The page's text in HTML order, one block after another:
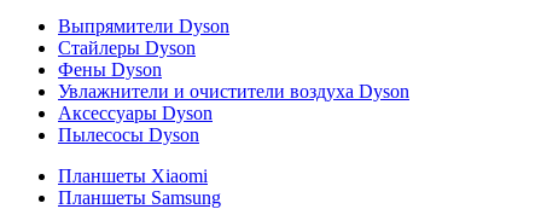
Выпрямители Dyson
Стайлеры Dyson
Фены Dyson
Увлажнители и очистители воздуха Dyson
Аксессуары Dyson
Пылесосы Dyson
Планшеты Xiaomi
Планшеты Samsung